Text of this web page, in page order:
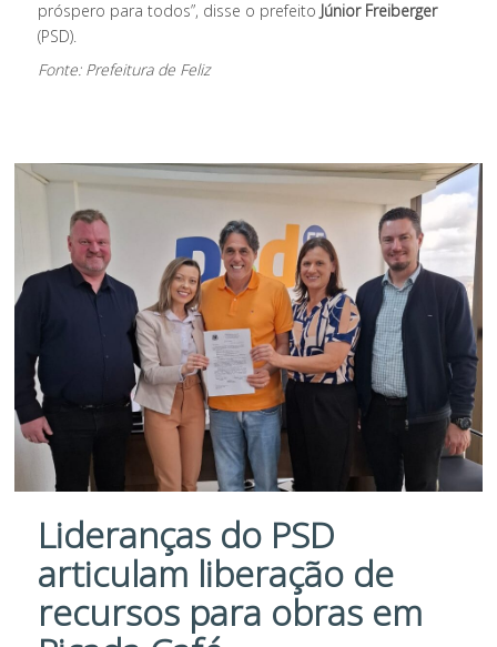
próspero para todos”, disse o prefeito Júnior Freiberger
(PSD).
Fonte: Prefeitura de Feliz
Lideranças do PSD
articulam liberação de
recursos para obras em